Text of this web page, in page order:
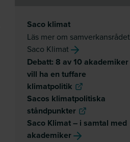
Saco klimat
Läs mer om samverkansrådet
Saco Klimat
Debatt: 8 av 10 akademiker
vill ha en tuffare
klimatpolitik
Sacos klimatpolitiska
ståndpunkter
Saco Klimat – i samtal med
akademiker